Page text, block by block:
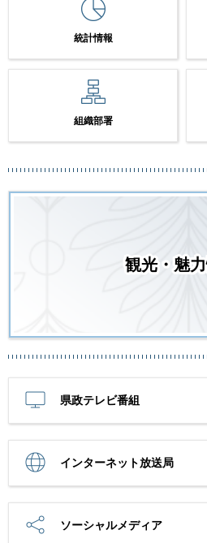
統計情報
組織部署
観光・魅
県政テレビ番組
インターネット放送局
ソーシャルメディア